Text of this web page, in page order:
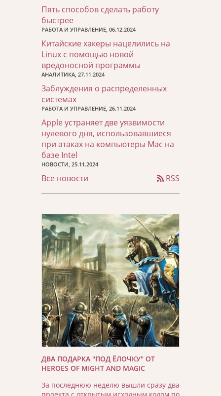
Пять способов сделать работу
быстрее
РАБОТА И УПРАВЛЕНИЕ, 06.12.2024
Китайские хакеры нацелились на
Linux с помощью новой
вредоносной программы
АНАЛИТИКА, 27.11.2024
Заблуждения о распределенных
системах
РАБОТА И УПРАВЛЕНИЕ, 26.11.2024
Apple устраняет две уязвимости
нулевого дня, использовавшиеся
при атаках на компьютеры Mac на
базе Intel
НОВОСТИ, 25.11.2024
Все новости RSS
ДВА ПОДАРКА "ПОД ЁЛОЧКУ" ОТ
HEROES OF MIGHT AND MAGIC
За последнюю неделю вышли сразу два
проекта с открытым исходным кодом по